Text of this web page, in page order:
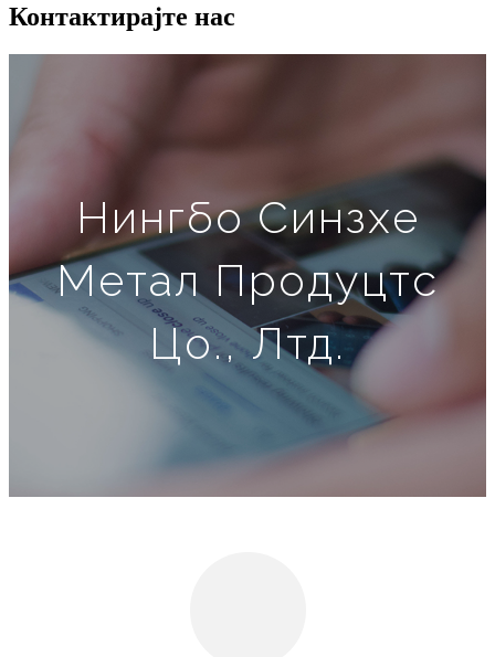
Контактирајте нас
Нингбо Синзхе
Метал Продуцтс
Цо., Лтд.